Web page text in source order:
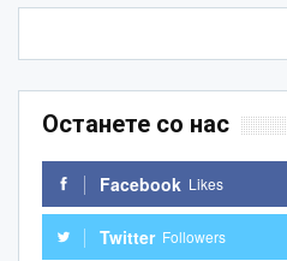
Останете со нас
Facebook Likes
Twitter Followers